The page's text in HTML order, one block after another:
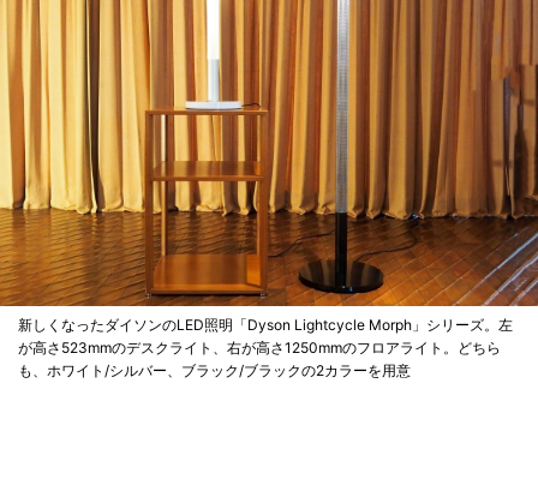
新しくなったダイソンのLED照明「Dyson Lightcycle Morph」シリーズ。左
が高さ523mmのデスクライト、右が高さ1250mmのフロアライト。どちら
も、ホワイト/シルバー、ブラック/ブラックの2カラーを用意